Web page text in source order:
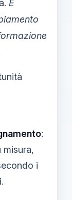
È
:
misura,
i